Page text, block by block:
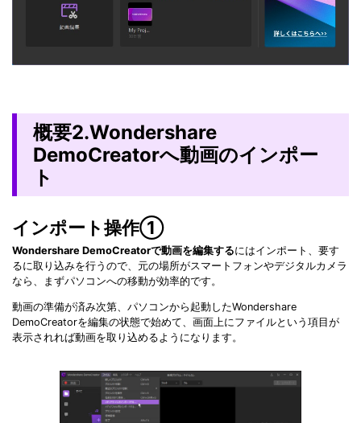
概要2.Wondershare
DemoCreatorへ動画のインポー
ト
インポート操作①
Wondershare DemoCreatorで動画を編集するにはインポート、要す
るに取り込みを行うので、元の場所がスマートフォンやデジタルカメラ
なら、まずパソコンへの移動が効率的です。
動画の準備が済み次第、パソコンから起動したWondershare
DemoCreatorを編集の状態で始めて、画面上にファイルという項目が
表示されれば動画を取り込めるようになります。